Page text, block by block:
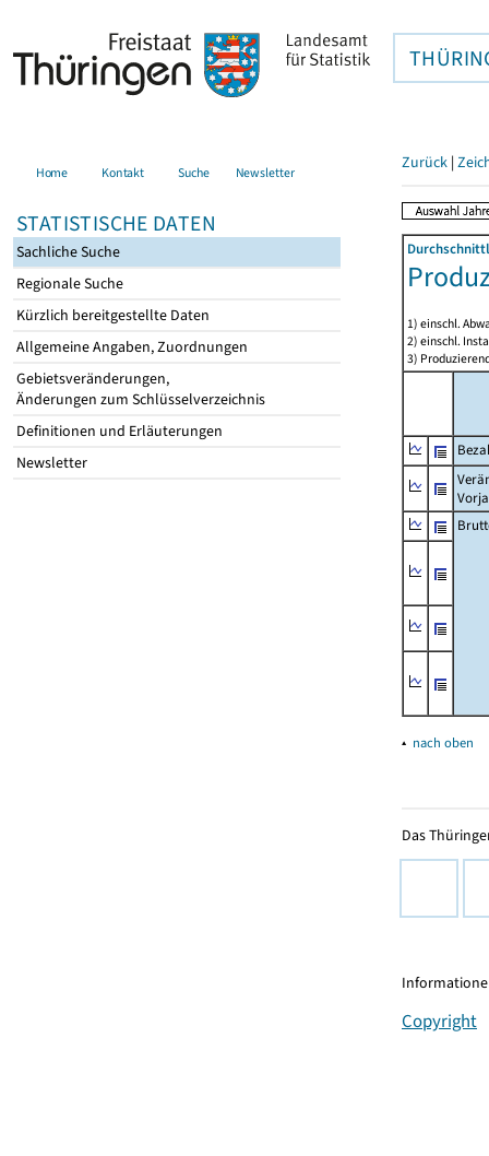
Home Kontakt Suche Newsletter
STATISTISCHE DATEN
Sachliche Suche
Regionale Suche
Kürzlich bereitgestellte Daten
Allgemeine Angaben, Zuordnungen
Gebietsveränderungen,
Änderungen zum Schlüsselverzeichnis
Definitionen und Erläuterungen
Newsletter
Zurück |
1) einschl.
2) einschl.
3)
▴ nach oben
Das
Copyright